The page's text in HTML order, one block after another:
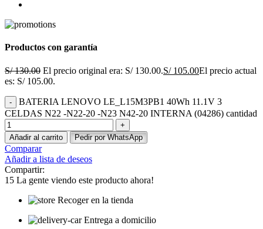
Productos con garantía
S/130.00 El precio original era: S/ 130.00.S/105.00El precio actual
es: S/ 105.00.
BATERIA LENOVO LE_L15M3PB1 40Wh 11.1V 3
CELDAS N22 -N22-20 -N23 N42-20 INTERNA (04286) cantidad
Añadir al carrito Pedir por WhatsApp
Comparar
Añadir a lista de deseos
Compartir:
15 La gente viendo este producto ahora!
Recoger en la tienda
Entrega a domicilio